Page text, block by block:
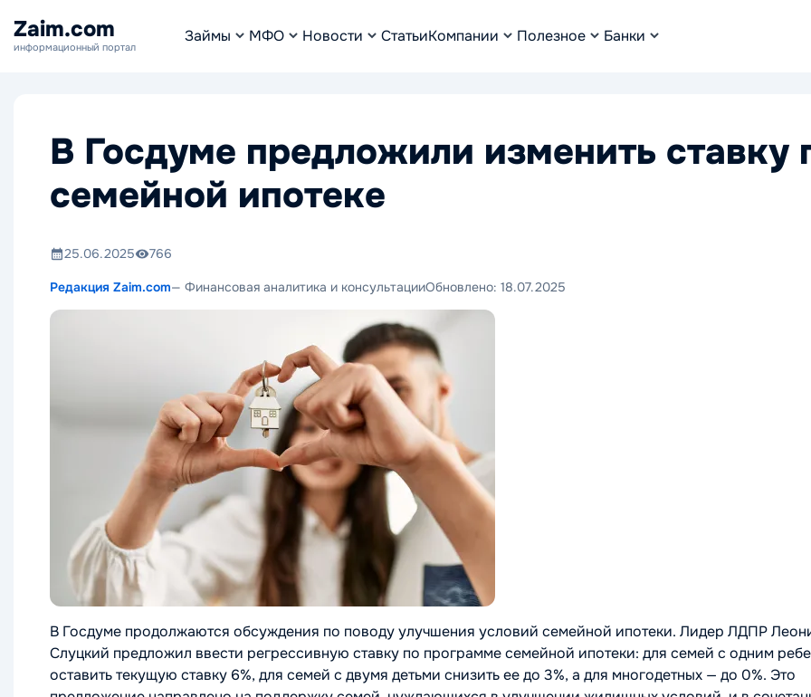
Zaim.com
информационный портал
Займы МФО Новости СтатьиКомпании Полезное Банки
В Госдуме предложили изменить ставку
семейной ипотеке
25.06.2025 766
Редакция Zaim.com— Финансовая аналитика и консультацииОбновлено: 18.07.2025
В Госдуме продолжаются обсуждения по поводу улучшения условий семейной ипотеки. Лидер ЛДПР
Слуцкий предложил ввести регрессивную ставку по программе семейной ипотеки: для семей с одним
оставить текущую ставку 6%, для семей с двумя детьми снизить ее до 3%, а для многодетных — до 0%. Это